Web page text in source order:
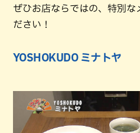
ぜひお店ならではの、特別な
ださい！
YOSHOKUDO ミナトヤ